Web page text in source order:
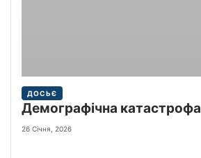
ДОСЬЄ
Демографічна катастрофа
26 Січня, 2026